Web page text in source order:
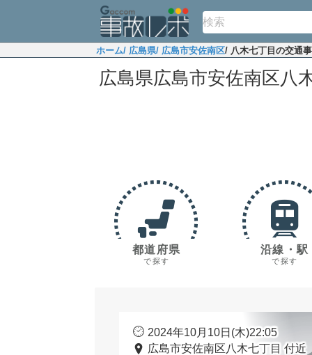
ホーム/ 広島県/ 広島市安佐南区/ 八木七丁目の交通
広島県広島市安佐南区八
都道府県
で探す
沿線・駅
で探す
2024年10月10日(木)22:05
広島市安佐南区八木七丁目 付近